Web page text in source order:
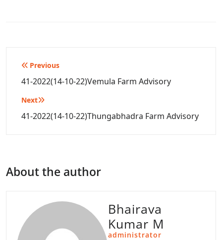
Post
navigation
Previous
41-2022(14-10-22)Vemula Farm Advisory
Next
41-2022(14-10-22)Thungabhadra Farm Advisory
About the author
Bhairava
Kumar M
administrator